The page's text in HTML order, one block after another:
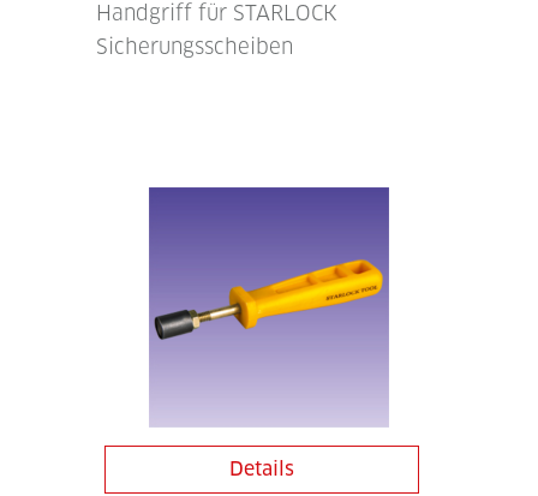
Handgriff für STARLOCK
Sicherungsscheiben
Details